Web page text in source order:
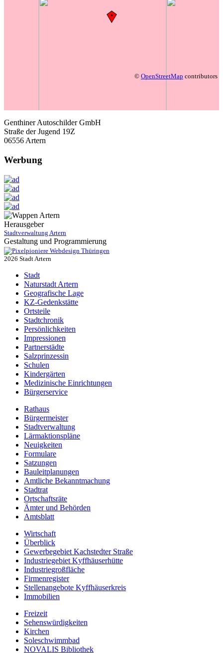
© OpenStreetMap contributors
Genthiner Autoschilder GmbH
Straße der Jugend 19Z
06556 Artern
Werbung
Herausgeber
Stadtverwaltung Artern
Gestaltung und Programmierung
Webdesign Thüringen
2026 Stadt Artern
Stadt
Naturstadt Artern
Geografische Lage
KZ-Gedenkstätte
Ortsteile
Stadtchronik
Persönlichkeiten
Impressionen
Partnerstädte
Salzprinzessin
Schulen
Kindergärten
Medizinische Einrichtungen
Bürgerservice
Rathaus
Bürgermeister
Stadtverwaltung
Lärmaktionspläne
Neuigkeiten
Formulare
Satzungen
Bauleitplanungen
Amtliche Bekanntmachung
Stadtrat
Ortschaftsräte
Ämter und Behörden
Amtsblatt
Wirtschaft
Überblick
Gewerbegebiet Kachstedter Straße
Industriegebiet Kyffhäuserhütte
Industriegroßfläche
Firmenregister
Stellenangebote Kyffhäuserkreis
Immobilien
Freizeit
Sehenswürdigkeiten
Kirchen
Soleschwimmbad
NOVALIS Bibliothek